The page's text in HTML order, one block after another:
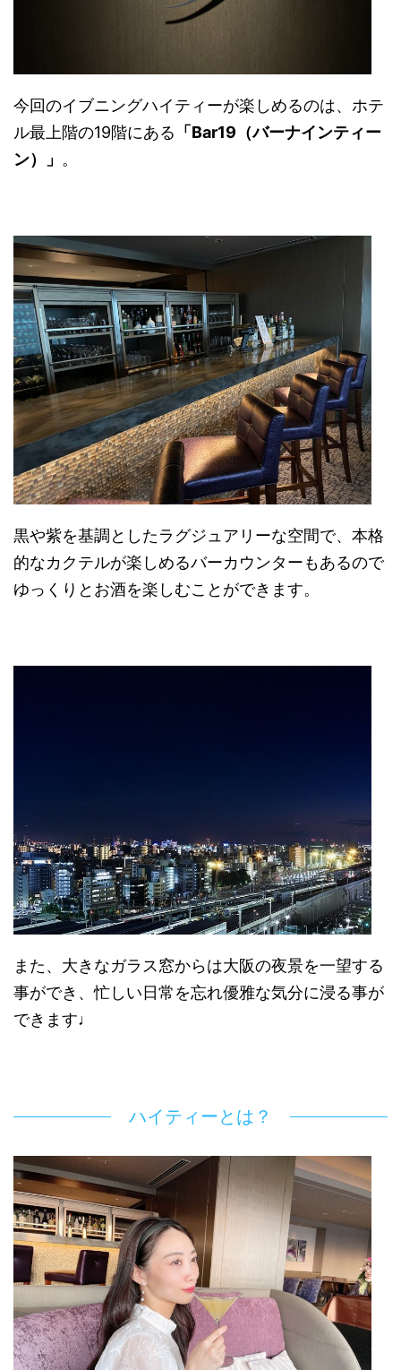
今回のイブニングハイティーが楽しめるのは、ホテ
ル最上階の19階にある 「Bar19（バーナインティー
ン）」 。
黒や紫を基調としたラグジュアリーな空間で、本格
的なカクテルが楽しめるバーカウンターもあるので
ゆっくりとお酒を楽しむことができます。
また、大きなガラス窓からは大阪の夜景を一望する
事ができ、忙しい日常を忘れ優雅な気分に浸る事が
できます♩
ハイティーとは？